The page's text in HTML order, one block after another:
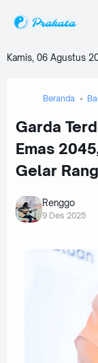
Kamis, 06 Agustus
Beranda
Garda
Emas
Gelar
Renggo
9 Des 2025